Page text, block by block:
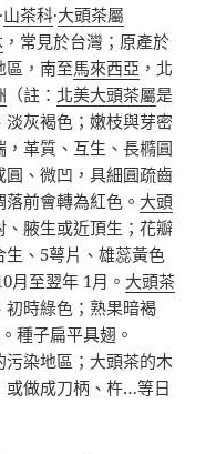
·山茶科·大頭茶屬
，常見於台灣；原產於
區，南至馬來西亞 ，北
（註： 北美大頭茶屬是
淡灰褐色；嫩枝與芽密
革質、互生、長橢圓
、微凹，具細圓疏齒
前會轉為紅色。 大頭
腋生或近頂生；花瓣
、 5萼片、雄蕊黃色
月至翌年 1 月。 大頭茶
初時綠色；熟果暗褐
種子扁平具翅。
染地區；大頭茶的木
或做成刀柄、杵…等日